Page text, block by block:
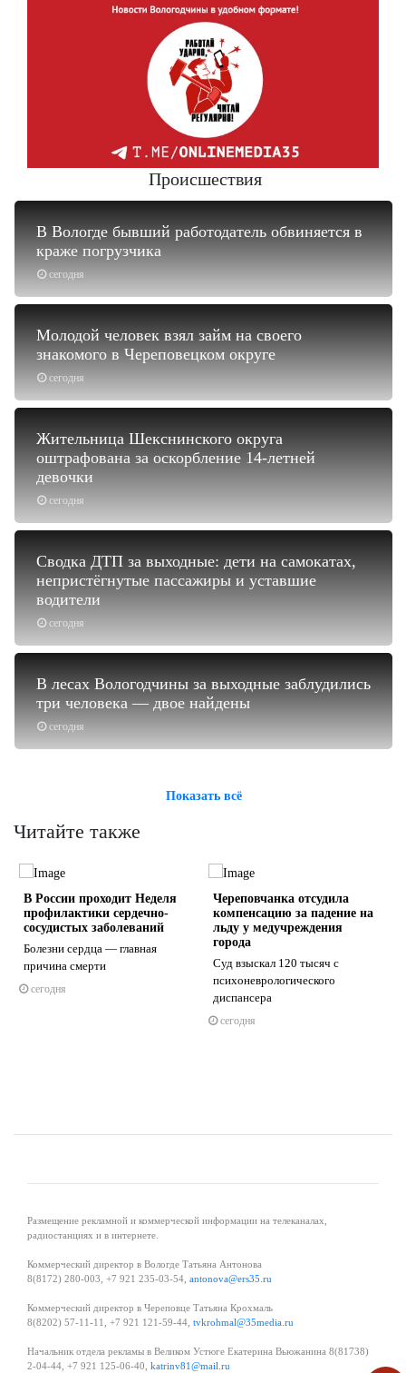
Происшествия
сегодня
В Вологде бывший работодатель обвиняется в
краже погрузчика
сегодня
Молодой человек взял займ на своего
знакомого в Череповецком округе
сегодня
Жительница Шекснинского округа
оштрафована за оскорбление 14-летней
девочки
сегодня
Сводка ДТП за выходные: дети на самокатах,
непристёгнутые пассажиры и уставшие
водители
сегодня
В лесах Вологодчины за выходные заблудились
три человека — двое найдены
Показать всё
Читайте также
В России проходит Неделя
профилактики сердечно-
сосудистых заболеваний
Болезни сердца — главная
причина смерти
сегодня
Череповчанка отсудила
компенсацию за падение на
льду у медучреждения
города
Суд взыскал 120 тысяч с
психоневрологического
диспансера
сегодня
Размещение рекламной и коммерческой информации на телеканалах,
радиостанциях и в интернете.
Коммерческий директор в Вологде Татьяна Антонова
8(8172) 280-003, +7 921 235-03-54, antonova@ers35.ru
Коммерческий директор в Череповце Татьяна Крохмаль
8(8202) 57-11-11, +7 921 121-59-44, tvkrohmal@35media.ru
Начальник отдела рекламы в Великом Устюге Екатерина Вьюжанина 8(81738)
2-04-44, +7 921 125-06-40, katrinv81@mail.ru